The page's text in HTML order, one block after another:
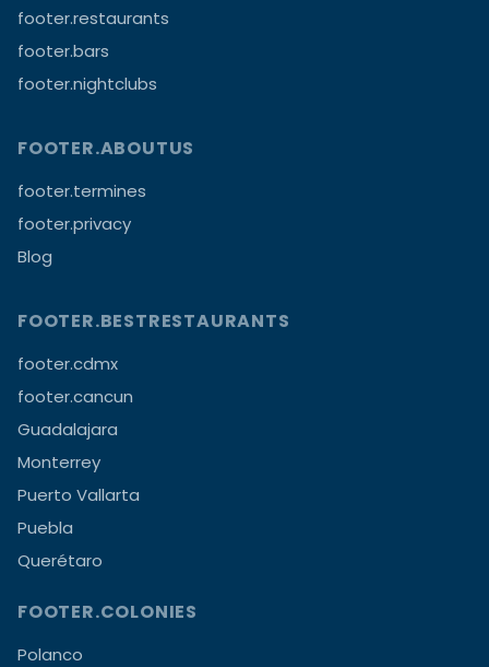
footer.restaurants
footer.bars
footer.nightclubs
FOOTER.ABOUTUS
footer.termines
footer.privacy
Blog
FOOTER.BESTRESTAURANTS
footer.cdmx
footer.cancun
Guadalajara
Monterrey
Puerto Vallarta
Puebla
Querétaro
FOOTER.COLONIES
Polanco